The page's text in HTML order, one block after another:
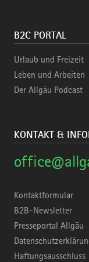
B2C PORTAL
Urlaub und Freizeit
Leben und Arbeiten
Der Allgäu Podcast
KONTAKT &
Kontaktformular
B2B-Newsletter
Presseportal Allgäu
Haftungsausschluss